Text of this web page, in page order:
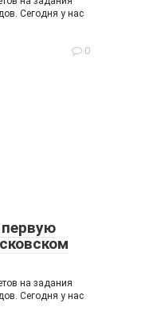
Сегодня у нас
0
на задания
Сегодня у нас